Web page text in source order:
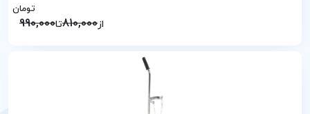
از810,000تا990,000
تومان